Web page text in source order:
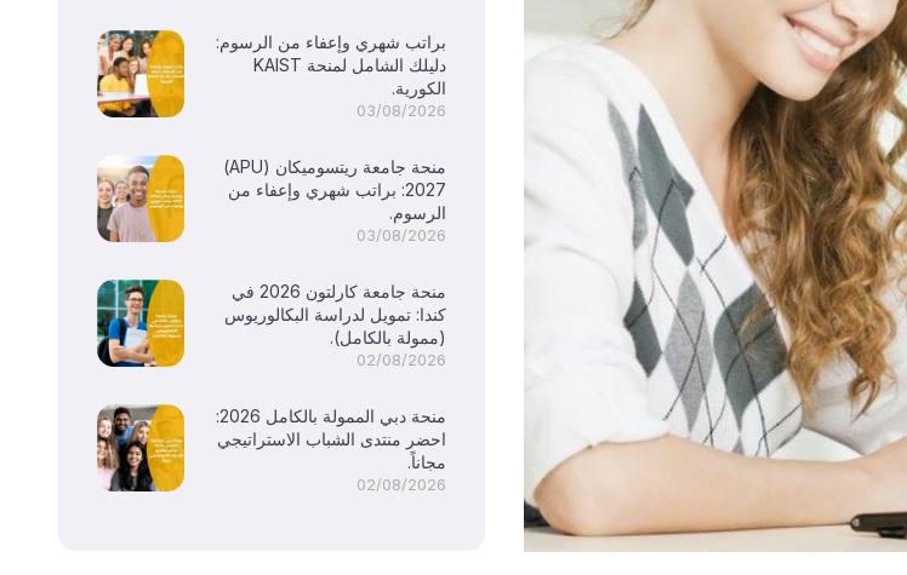
براتب شهري وإعفاء من الرسوم:
دليلك الشامل لمنحة KAIST
الكورية.
03/08/2026
منحة جامعة ريتسوميكان (APU)
2027: براتب شهري وإعفاء من
الرسوم.
03/08/2026
منحة جامعة كارلتون 2026 في
كندا: تمويل لدراسة البكالوريوس
(ممولة بالكامل).
02/08/2026
منحة دبي الممولة بالكامل 2026:
احضر منتدى الشباب الاستراتيجي
مجاناً.
02/08/2026